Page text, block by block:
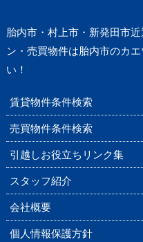
胎内市・村上市・新発田市
ン・売買物件は胎内市のカ
い！
賃貸物件条件検索
売買物件条件検索
引越しお役立ちリンク集
スタッフ紹介
会社概要
個人情報保護方針